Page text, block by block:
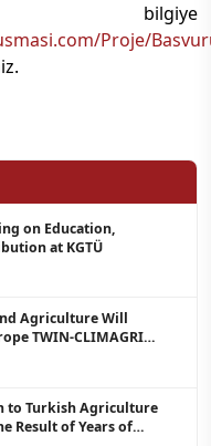
bilgiye
Proje/
on Education,
at KGTÜ
Agriculture Will
TWIN-CLIMAGRI
to Turkish Agriculture
Result of Years of